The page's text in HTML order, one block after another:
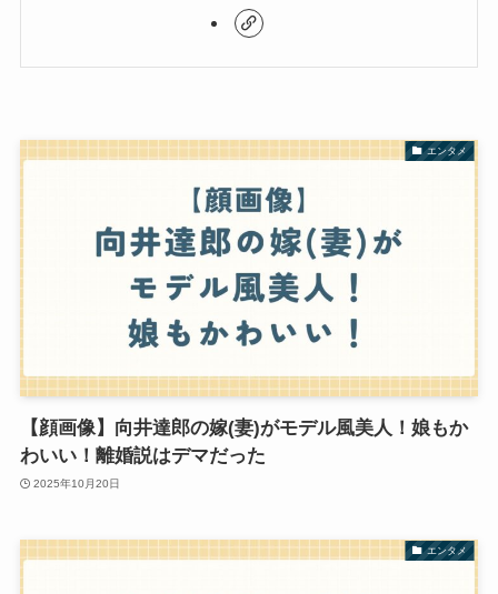
エンタメ
【顔画像】向井達郎の嫁(妻)がモデル風美人！娘もか
わいい！離婚説はデマだった
2025年10月20日
エンタメ